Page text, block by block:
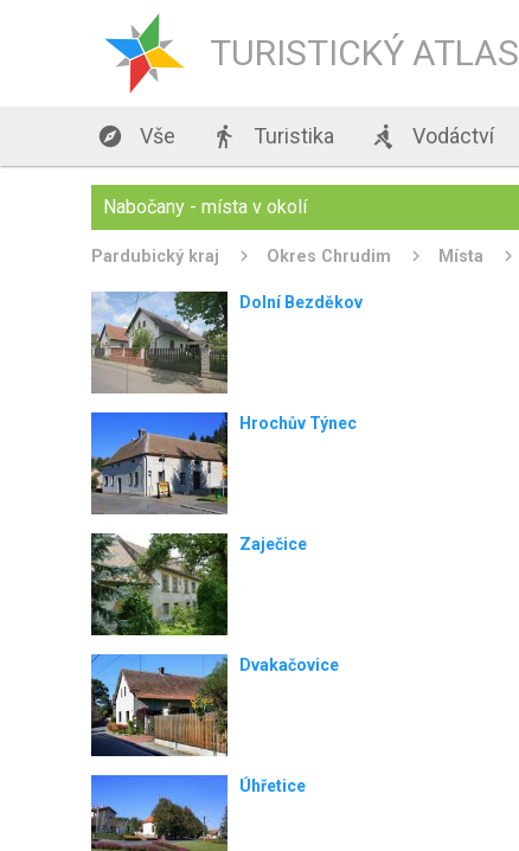
TURISTICKÝ ATLAS
 Vše  Turistika  Vodáctví
Nabočany - místa v okolí
Pardubický kraj Okres Chrudim Místa
Dolní Bezděkov
Hrochův Týnec
Zaječice
Dvakačovice
Úhřetice